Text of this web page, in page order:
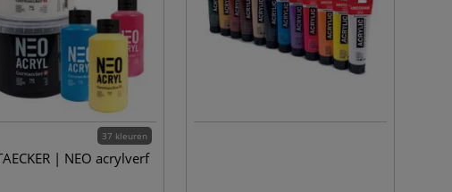
37 kleuren
| NEO acrylverf